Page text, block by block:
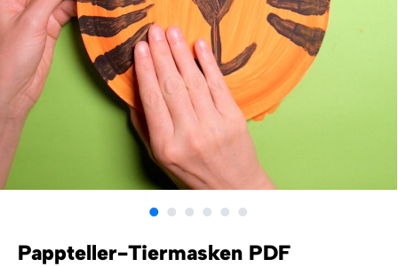
Pappteller-Tiermasken PDF